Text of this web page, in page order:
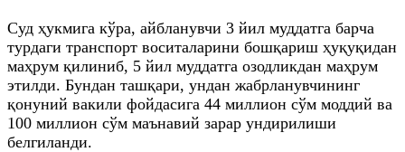
Суд ҳукмига кўра, айбланувчи 3 йил муддатга барча
турдаги транспорт воситаларини бошқариш ҳуқуқидан
маҳрум қилиниб, 5 йил муддатга озодликдан маҳрум
этилди. Бундан ташқари, ундан жабрланувчининг
қонуний вакили фойдасига 44 миллион сўм моддий ва
100 миллион сўм маънавий зарар ундирилиши
белгиланди.